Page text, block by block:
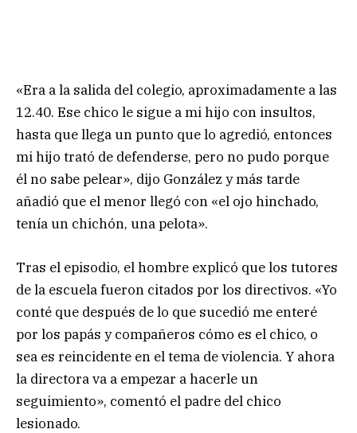
«Era a la salida del colegio, aproximadamente a las
12.40. Ese chico le sigue a mi hijo con insultos,
hasta que llega un punto que lo agredió, entonces
mi hijo trató de defenderse, pero no pudo porque
él no sabe pelear», dijo González y más tarde
añadió que el menor llegó con «el ojo hinchado,
tenía un chichón, una pelota».
Tras el episodio, el hombre explicó que los tutores
de la escuela fueron citados por los directivos. «Yo
conté que después de lo que sucedió me enteré
por los papás y compañeros cómo es el chico, o
sea es reincidente en el tema de violencia. Y ahora
la directora va a empezar a hacerle un
seguimiento», comentó el padre del chico
lesionado.